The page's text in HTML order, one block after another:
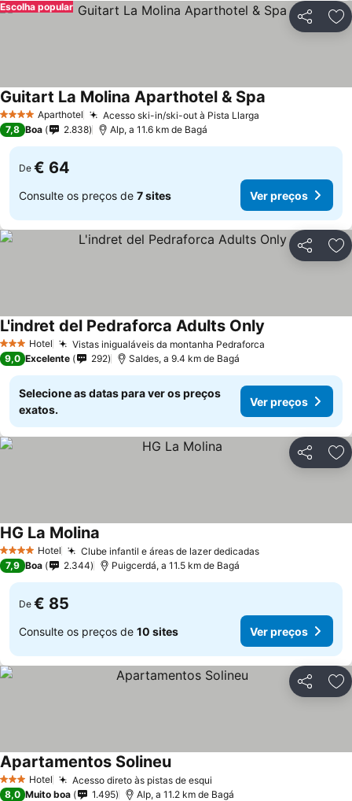
Partilhar
Escolha popular
4 EstrelasAparthotel Acesso ski-in/ski-out à Pista Llarga
Guitart La Molina Aparthotel & Spa
7,8 Boa 2.838 Alp, a 11.6 km de Bagá
De € 64
Consulte os preços de 7 sites Ver preços
Partilhar
3 EstrelasHotel Vistas inigualáveis da montanha Pedraforca
L'indret del Pedraforca Adults Only
9,0 Excelente 292 Saldes, a 9.4 km de Bagá
Selecione as datas para ver os preços
exatos.
Ver preços
Partilhar
4 EstrelasHotel Clube infantil e áreas de lazer dedicadasVer preços
HG La Molina
7,9 Boa 2.344 Puigcerdá, a 11.5 km de Bagá
De € 85
Consulte os preços de 10 sites Ver preços
Partilhar
3 EstrelasHotel Acesso direto às pistas de esqui
Apartamentos SolineuVer preços
8,0 Muito boa 1.495 Alp, a 11.2 km de Bagá